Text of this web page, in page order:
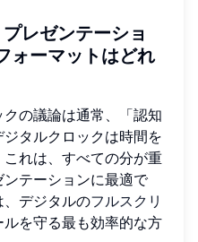
レゼンテーショ
ォーマットはどれ
の議論は通常、「認知
タルクロックは時間を
れは、すべての分が重
テーションに最適で
デジタルのフルスクリ
ルを守る最も効率的な方